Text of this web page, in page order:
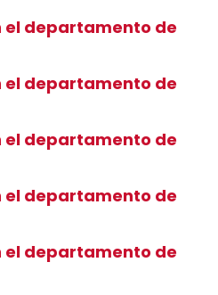
el departamento de
el departamento de
el departamento de
el departamento de
el departamento de